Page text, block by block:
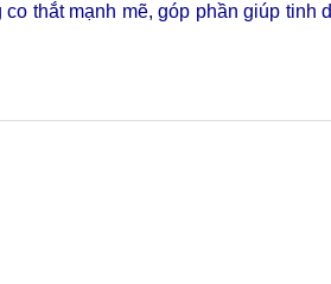
thắt mạnh mẽ, góp phần giúp tinh
quyện tuyệt vời với nhiều loại tinh